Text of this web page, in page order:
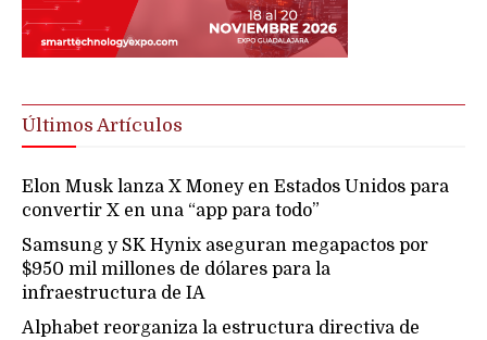
Últimos Artículos
Elon Musk lanza X Money en Estados Unidos para
convertir X en una “app para todo”
Samsung y SK Hynix aseguran megapactos por
$950 mil millones de dólares para la
infraestructura de IA
Alphabet reorganiza la estructura directiva de